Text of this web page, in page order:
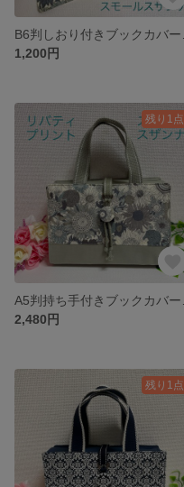
1,200円
残り1点
2,480円
残り1点